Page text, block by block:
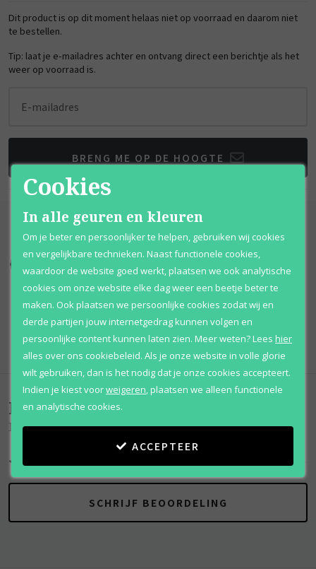
Dit product is op dit moment helaas niet op voorraad en daarom niet
te bestellen.
Tip: laat je e-mailadres achter en ontvang direct een berichtje als het
weer op voorraad is.
E-mailadres
BRENG ME OP DE HOOGTE
Qshops Keurmerk
Beoordelingen
Nature
SCHRIJF BEOORDELING
Cookies
In alle geuren en kleuren
Om je beter en persoonlijker te helpen, gebruiken wij cookies
en vergelijkbare technieken. Naast functionele cookies,
waardoor de website goed werkt, plaatsen we ook analytische
cookies om onze website elke dag weer een beetje beter te
maken. Ook plaatsen we persoonlijke cookies zodat wij en
derde partijen jouw internetgedrag kunnen volgen en
persoonlijke content kunnen laten zien. Meer weten?Lees hier
alles over ons cookiebeleid. Als je onze website in volle glorie
wilt gebruiken, dan is het nodig dat je onze cookies accepteert.
Indien je kiest voorweigeren,plaatsen we alleen functionele
en analytische cookies.
ACCEPTEER